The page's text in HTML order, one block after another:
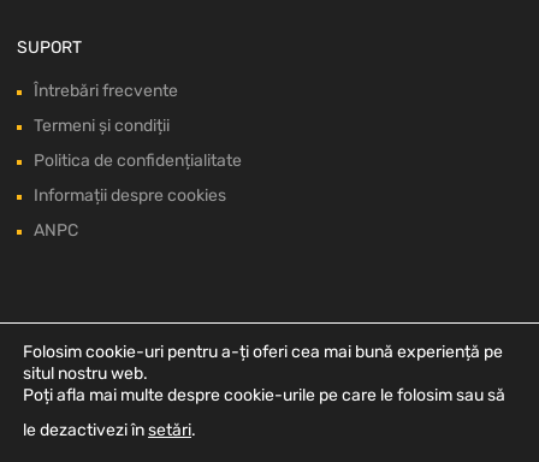
SUPORT
Întrebări frecvente
Termeni și condiții
Politica de confidențialitate
Informații despre cookies
ANPC
Folosim cookie-uri pentru a-ți oferi cea mai bună experiență pe
situl nostru web.
Poți afla mai multe despre cookie-urile pe care le folosim sau să
le dezactivezi însetări.